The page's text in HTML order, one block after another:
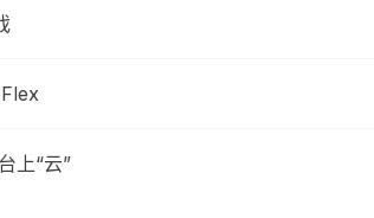
上“云”